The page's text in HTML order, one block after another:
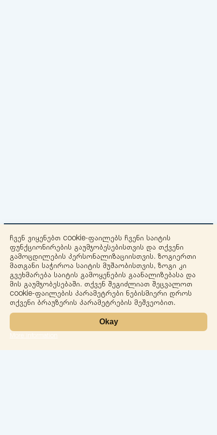
+
−
ჩვენ ვიყენებთ cookie-ფაილებს ჩვენი საიტის
ფუნქციონირების გაუმჯობესებისთვის და თქვენი
გამოცდილების პერსონალიზაციისთვის. ზოგიერთი
მათგანი საჭიროა საიტის მუშაობისთვის, ზოგი კი
გვეხმარება საიტის გამოყენების გაანალიზებასა და
მის გაუმჯობესებაში. თქვენ შეგიძლიათ შეცვალოთ
cookie-ფაილების პარამეტრები ნებისმიერი დროს
თქვენი ბრაუზერის პარამეტრების მეშვეობით.
Okay
More information